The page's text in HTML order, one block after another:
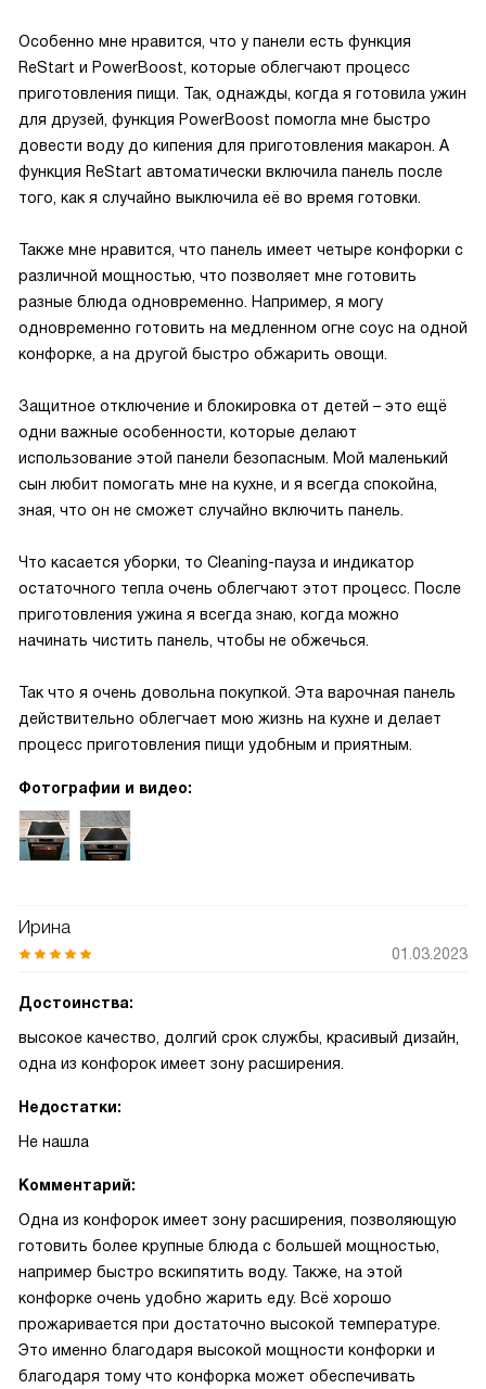
Особенно мне нравится, что у панели есть функция
ReStart и PowerBoost, которые облегчают процесс
приготовления пищи. Так, однажды, когда я готовила ужин
для друзей, функция PowerBoost помогла мне быстро
довести воду до кипения для приготовления макарон. А
функция ReStart автоматически включила панель после
того, как я случайно выключила её во время готовки.
Также мне нравится, что панель имеет четыре конфорки с
различной мощностью, что позволяет мне готовить
разные блюда одновременно. Например, я могу
одновременно готовить на медленном огне соус на одной
конфорке, а на другой быстро обжарить овощи.
Защитное отключение и блокировка от детей – это ещё
одни важные особенности, которые делают
использование этой панели безопасным. Мой маленький
сын любит помогать мне на кухне, и я всегда спокойна,
зная, что он не сможет случайно включить панель.
Что касается уборки, то Cleaning-пауза и индикатор
остаточного тепла очень облегчают этот процесс. После
приготовления ужина я всегда знаю, когда можно
начинать чистить панель, чтобы не обжечься.
Так что я очень довольна покупкой. Эта варочная панель
действительно облегчает мою жизнь на кухне и делает
процесс приготовления пищи удобным и приятным.
Фотографии и видео:
Ирина
01.03.2023
Достоинства:
высокое качество, долгий срок службы, красивый дизайн,
одна из конфорок имеет зону расширения.
Недостатки:
Не нашла
Комментарий:
Одна из конфорок имеет зону расширения, позволяющую
готовить более крупные блюда с большей мощностью,
например быстро вскипятить воду. Также, на этой
конфорке очень удобно жарить еду. Всё хорошо
прожаривается при достаточно высокой температуре.
Это именно благодаря высокой мощности конфорки и
благодаря тому что конфорка может обеспечивать